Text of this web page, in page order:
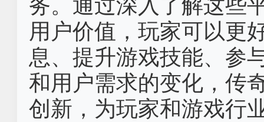
务。通过深入了解这些
用户价值，玩家可以更
息、提升游戏技能、参
和用户需求的变化，传
创新，为玩家和游戏行